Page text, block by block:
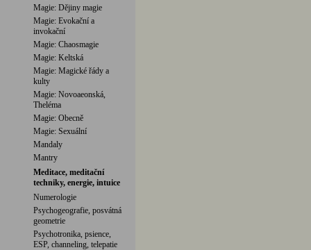
Magie: Dějiny magie
Magie: Evokační a
invokační
Magie: Chaosmagie
Magie: Keltská
Magie: Magické řády a
kulty
Magie: Novoaeonská,
Theléma
Magie: Obecně
Magie: Sexuální
Mandaly
Mantry
Meditace, meditační
techniky, energie, intuice
Numerologie
Psychogeografie, posvátná
geometrie
Psychotronika, psience,
ESP, channeling, telepatie